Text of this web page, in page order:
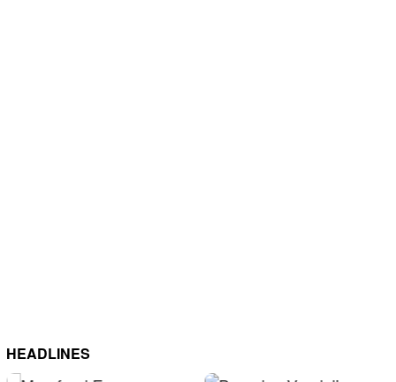
HEADLINES